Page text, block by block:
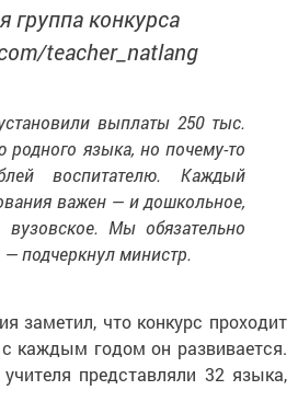
группа конкурса
teacher_natlang
выплаты 250 тыс.
родного языка, но почему-то
воспитателю. Каждый
важен — и дошкольное,
Мы обязательно
подчеркнул министр.
заметил, что конкурс проходит
каждым годом он развивается.
представляли 32 языка,